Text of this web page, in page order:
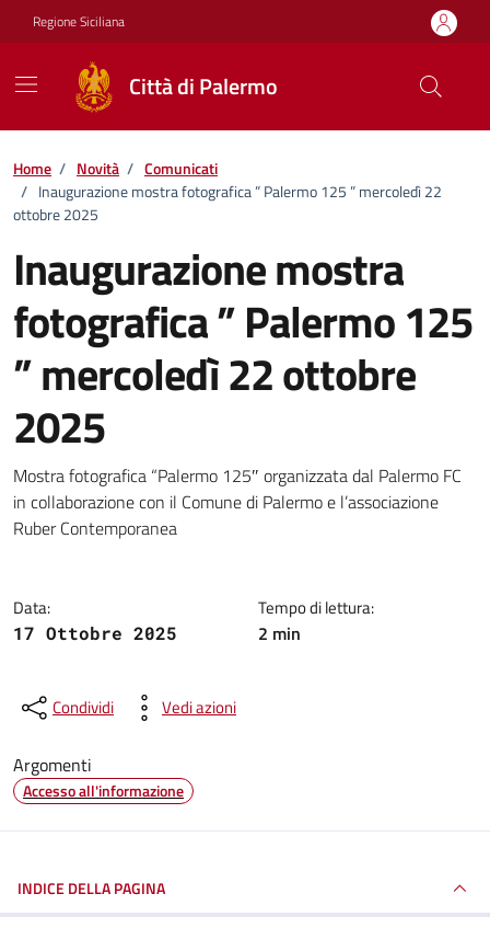
Vai ai contenuti
Vai al footer
Regione Siciliana
Città di Palermo
Home / Novità / Comunicati
/ Inaugurazione mostra fotografica ” Palermo 125 ” mercoledì 22
ottobre 2025
Inaugurazione mostra
fotografica ” Palermo 125
” mercoledì 22 ottobre
2025
Dettagli della notizia
Mostra fotografica “Palermo 125″ organizzata dal Palermo FC
in collaborazione con il Comune di Palermo e l’associazione
Ruber Contemporanea
Data:
17 Ottobre 2025
Tempo di lettura:
2 min
Condividi Vedi azioni
Argomenti
Accesso all'informazione
INDICE DELLA PAGINA